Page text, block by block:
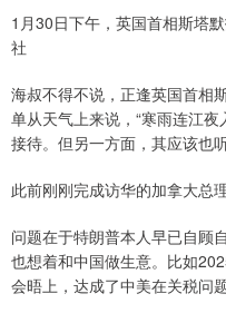
1月30日下午，英国首相斯塔
社
海叔不得不说，正逢英国首相
单从天气上来说，“寒雨连江
接待。但另一方面，其应该也
此前刚刚完成访华的加拿大总
问题在于特朗普本人早已自顾
也想着和中国做生意。比如
会晤上，达成了中美在关税问